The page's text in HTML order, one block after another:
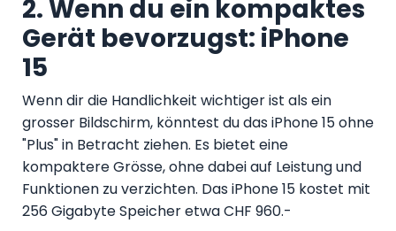
2. Wenn du ein kompaktes
Gerät bevorzugst: iPhone
15
Wenn dir die Handlichkeit wichtiger ist als ein
grosser Bildschirm, könntest du das iPhone 15 ohne
"Plus" in Betracht ziehen. Es bietet eine
kompaktere Grösse, ohne dabei auf Leistung und
Funktionen zu verzichten. Das iPhone 15 kostet mit
256 Gigabyte Speicher etwa CHF 960.-